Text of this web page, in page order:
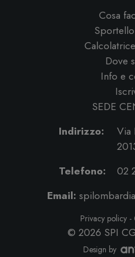
Cosa
Dove
Info e
SEDE
Indirizzo:
Via
Telefono:
02
Email:
Privacy policy -
© 2026 SPI
Design by